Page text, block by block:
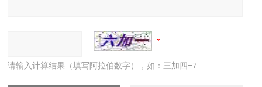
请输入计算结果（填写阿拉伯数字），如：三加四=7